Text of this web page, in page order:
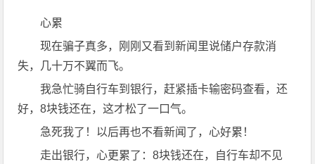
心累
现在骗子真多，刚刚又看到新闻里说储户存款消
失，几十万不翼而飞。
我急忙骑自行车到银行，赶紧插卡输密码查看，还
好，8块钱还在，这才松了一口气。
急死我了！以后再也不看新闻了，心好累！
走出银行，心更累了：8块钱还在，自行车却不见